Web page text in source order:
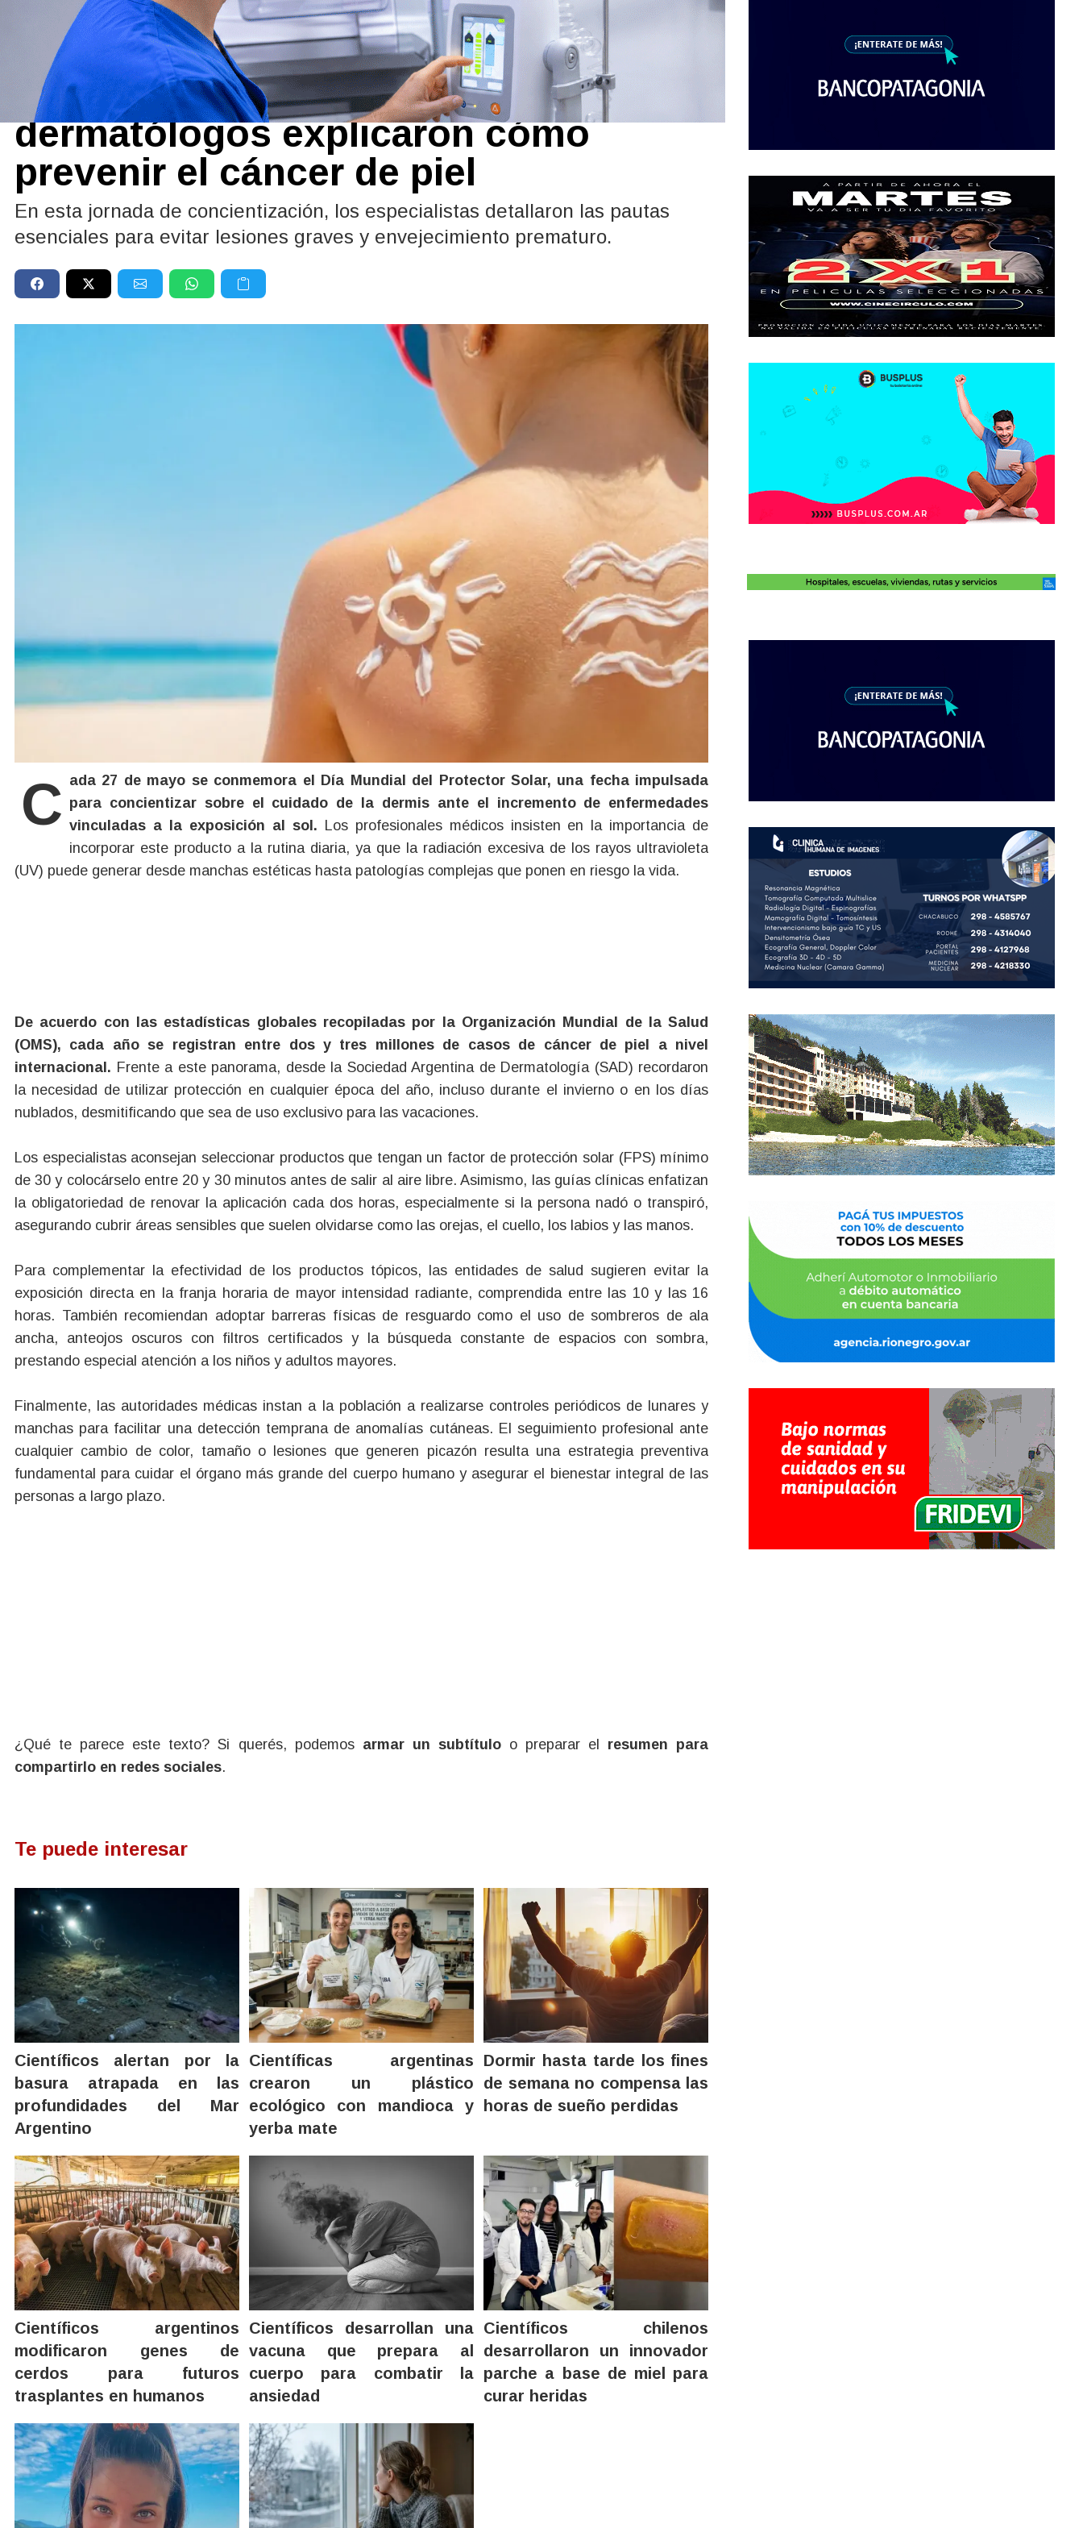
27/05/2026
Día Mundial del Protector Solar:
dermatólogos explicaron cómo
prevenir el cáncer de piel
En esta jornada de concientización, los especialistas detallaron las pautas
esenciales para evitar lesiones graves y envejecimiento prematuro.
Cada 27 de mayo se conmemora el Día Mundial del Protector Solar, una fecha impulsada para concientizar sobre el cuidado de la dermis ante el incremento de enfermedades
vinculadas a la exposición al sol. Los profesionales médicos insisten en la importancia de
incorporar este producto a la rutina diaria, ya que la radiación excesiva de los rayos ultravioleta
(UV) puede generar desde manchas estéticas hasta patologías complejas que ponen en riesgo la vida.
De acuerdo con las estadísticas globales recopiladas por la Organización Mundial de la Salud
(OMS), cada año se registran entre dos y tres millones de casos de cáncer de piel a nivel
internacional. Frente a este panorama, desde la Sociedad Argentina de Dermatología (SAD) recordaron
la necesidad de utilizar protección en cualquier época del año, incluso durante el invierno o en los días
nublados, desmitificando que sea de uso exclusivo para las vacaciones.
Los especialistas aconsejan seleccionar productos que tengan un factor de protección solar (FPS) mínimo
de 30 y colocárselo entre 20 y 30 minutos antes de salir al aire libre. Asimismo, las guías clínicas enfatizan
la obligatoriedad de renovar la aplicación cada dos horas, especialmente si la persona nadó o transpiró,
asegurando cubrir áreas sensibles que suelen olvidarse como las orejas, el cuello, los labios y las manos.
Para complementar la efectividad de los productos tópicos, las entidades de salud sugieren evitar la
exposición directa en la franja horaria de mayor intensidad radiante, comprendida entre las 10 y las 16
horas. También recomiendan adoptar barreras físicas de resguardo como el uso de sombreros de ala
ancha, anteojos oscuros con filtros certificados y la búsqueda constante de espacios con sombra,
prestando especial atención a los niños y adultos mayores.
Finalmente, las autoridades médicas instan a la población a realizarse controles periódicos de lunares y
manchas para facilitar una detección temprana de anomalías cutáneas. El seguimiento profesional ante
cualquier cambio de color, tamaño o lesiones que generen picazón resulta una estrategia preventiva
fundamental para cuidar el órgano más grande del cuerpo humano y asegurar el bienestar integral de las
personas a largo plazo.
¿Qué te parece este texto? Si querés, podemos armar un subtítuloo preparar el resumen para
compartirlo en redes sociales.
Te puede interesar
Científicos alertan por la
basura atrapada en las
profundidades del Mar
Argentino
Científicas argentinas
crearon un plástico
ecológico con mandioca y
yerba mate
Dormir hasta tarde los fines
de semana no compensa las
horas de sueño perdidas
Científicos argentinos
modificaron genes de
cerdos para futuros
trasplantes en humanos
Científicos desarrollan una
vacuna que prepara al
cuerpo para combatir la
ansiedad
Científicos chilenos
desarrollaron un innovador
parche a base de miel para
curar heridas